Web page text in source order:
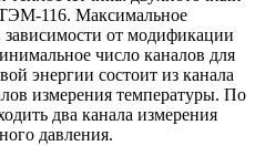
116. Максимальное
зависимости от модификации
число каналов для
энергии состоит из канала
измерения температуры. По
два канала измерения
давления.